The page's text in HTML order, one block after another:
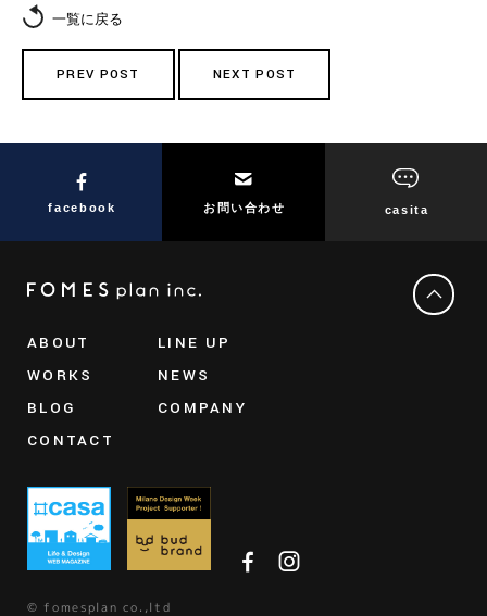
一覧に戻る
PREV POST NEXT POST
facebook お問い合わせ casita
ABOUT
LINE UP
WORKS
NEWS
BLOG
COMPANY
CONTACT
© fomesplan co.,ltd